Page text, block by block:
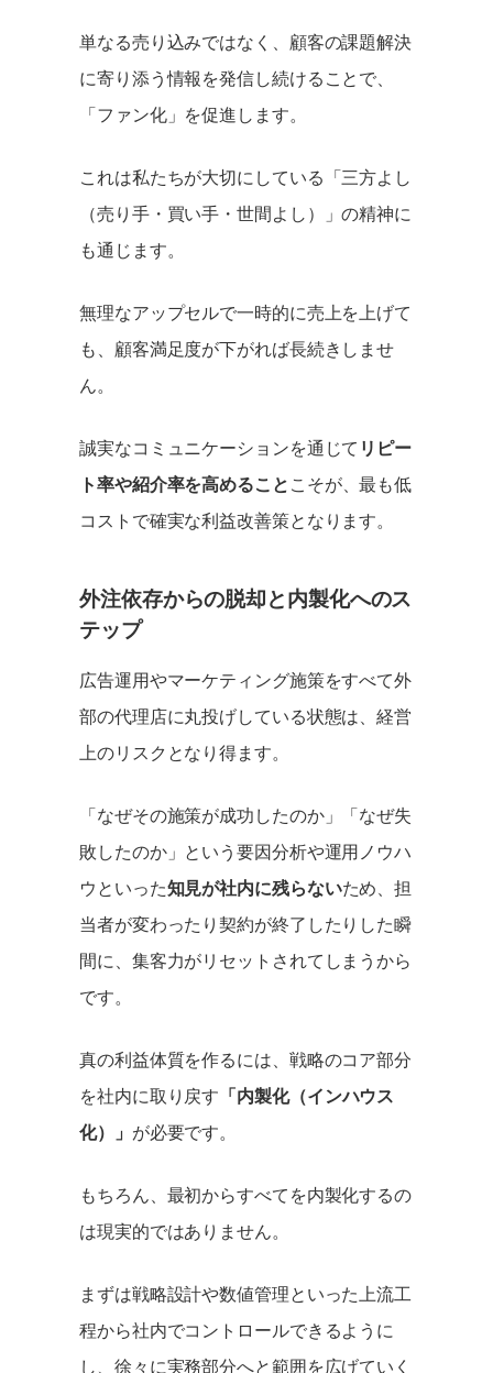
単なる売り込みではなく、顧客の課題解決
に寄り添う情報を発信し続けることで、
「ファン化」を促進します。
これは私たちが大切にしている「三方よし
（売り手・買い手・世間よし）」の精神に
も通じます。
無理なアップセルで一時的に売上を上げて
も、顧客満足度が下がれば長続きしませ
ん。
誠実なコミュニケーションを通じて リピー
ト率や紹介率を高めること こそが、最も低
コストで確実な利益改善策となります。
外注依存からの脱却と内製化へのス
テップ
広告運用やマーケティング施策をすべて外
部の代理店に丸投げしている状態は、経営
上のリスクとなり得ます。
「なぜその施策が成功したのか」「なぜ失
敗したのか」という要因分析や運用ノウハ
ウといった知見が社内に残らないため、担
当者が変わったり契約が終了したりした瞬
間に、集客力がリセットされてしまうから
です。
真の利益体質を作るには、戦略のコア部分
を社内に取り戻す 「内製化（インハウス
化）」 が必要です。
もちろん、最初からすべてを内製化するの
は現実的ではありません。
まずは戦略設計や数値管理といった上流工
程から社内でコントロールできるように
し、徐々に実務部分へと範囲を広げていく